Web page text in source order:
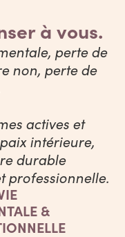
à vous.
perte de
non, perte de
actives et
intérieure,
durable
professionnelle.
&